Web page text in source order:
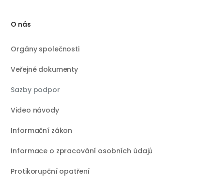
O nás
Orgány společnosti
Veřejné dokumenty
Sazby podpor
Video návody
Informační zákon
Informace o zpracování osobních údajů
Protikorupční opatření